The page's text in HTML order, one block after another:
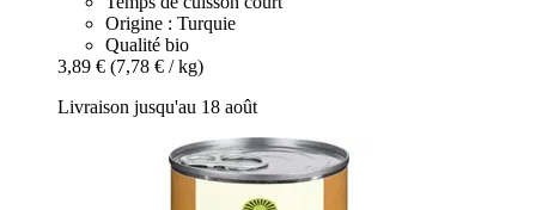
Origine : Turquie
Qualité bio
3,89 € (7,78 € / kg)
Livraison jusqu'au 18 août